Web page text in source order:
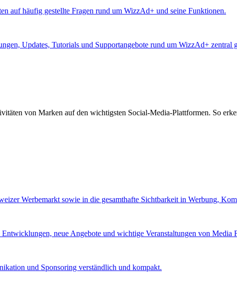
auf häufig gestellte Fragen rund um WizzAd+ und seine Funktionen.
Updates, Tutorials und Supportangebote rund um WizzAd+ zentral
von Marken auf den wichtigsten Social-Media-Plattformen. So
Werbemarkt sowie in die gesamthafte Sichtbarkeit in Werbung,
neue Angebote und wichtige Veranstaltungen von Media
und Sponsoring verständlich und kompakt.